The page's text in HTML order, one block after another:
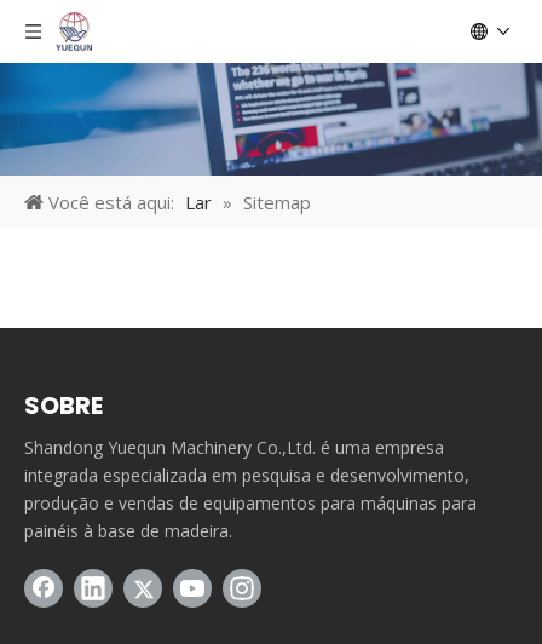
Você está aqui: Lar » Sitemap
SOBRE
Shandong Yuequn Machinery Co.,Ltd. é uma empresa
integrada especializada em pesquisa e desenvolvimento,
produção e vendas de equipamentos para máquinas para
painéis à base de madeira.